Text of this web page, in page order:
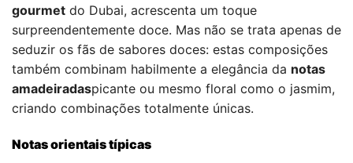
gourmet do Dubai, acrescenta um toque
surpreendentemente doce. Mas não se trata apenas de
seduzir os fãs de sabores doces: estas composições
também combinam habilmente a elegância da notas
amadeiradaspicante ou mesmo floral como o jasmim,
criando combinações totalmente únicas.
Notas orientais típicas